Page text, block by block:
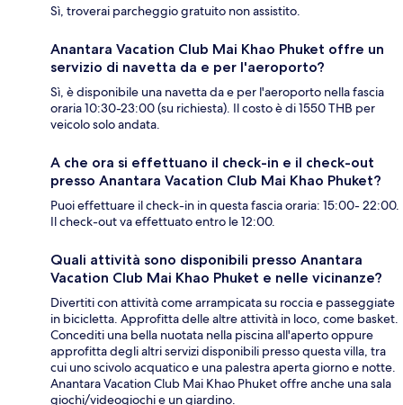
Sì, troverai parcheggio gratuito non assistito.
Anantara Vacation Club Mai Khao Phuket offre un
servizio di navetta da e per l'aeroporto?
Sì, è disponibile una navetta da e per l'aeroporto nella fascia
oraria 10:30-23:00 (su richiesta). Il costo è di 1550 THB per
veicolo solo andata.
A che ora si effettuano il check-in e il check-out
presso Anantara Vacation Club Mai Khao Phuket?
Puoi effettuare il check-in in questa fascia oraria: 15:00- 22:00.
Il check-out va effettuato entro le 12:00.
Quali attività sono disponibili presso Anantara
Vacation Club Mai Khao Phuket e nelle vicinanze?
Divertiti con attività come arrampicata su roccia e passeggiate
in bicicletta. Approfitta delle altre attività in loco, come basket.
Concediti una bella nuotata nella piscina all'aperto oppure
approfitta degli altri servizi disponibili presso questa villa, tra
cui uno scivolo acquatico e una palestra aperta giorno e notte.
Anantara Vacation Club Mai Khao Phuket offre anche una sala
giochi/videogiochi e un giardino.